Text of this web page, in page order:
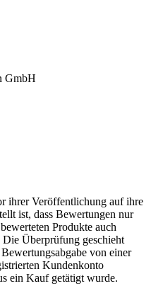
GmbH
ihrer Veröffentlichung auf ihre
ist, dass Bewertungen nur
Produkte auch
Die Überprüfung geschieht
von einer
Kundenkonto
ein Kauf getätigt wurde.